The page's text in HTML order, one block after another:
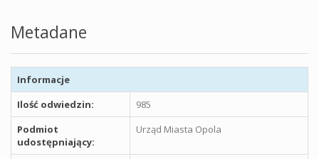
Metadane
Informacje
Ilość odwiedzin:
985
Podmiot
udostępniający:
Urząd Miasta Opola